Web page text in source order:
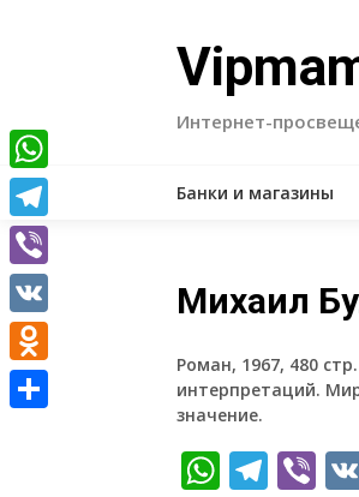
Интернет-
Банки и магазины
Михаил
Роман, 1967, 480
интерпретаций.
значение.
WhatsApp
Telegram
Viber
VK
Odnoklassniki